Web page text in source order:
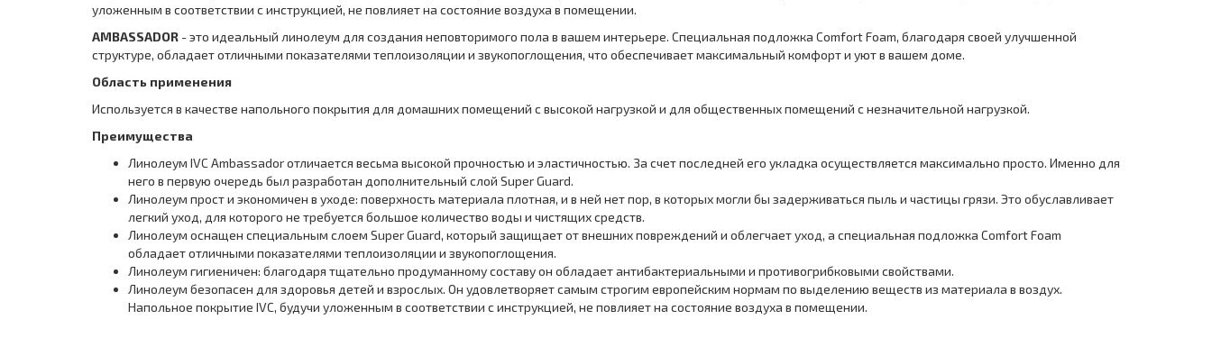
уложенным в соответствии с инструкцией, не повлияет на состояние воздуха в помещении.
AMBASSADOR - это идеальный линолеум для создания неповторимого пола в вашем интерьере. Специальная подложка Comfort Foam, благодаря своей улучшенной
структуре, обладает отличными показателями теплоизоляции и звукопоглощения, что обеспечивает максимальный комфорт и уют в вашем доме.
Область применения
Используется в качестве напольного покрытия для домашних помещений с высокой нагрузкой и для общественных помещений с незначительной нагрузкой.
Преимущества
Линолеум IVC Ambassador отличается весьма высокой прочностью и эластичностью. За счет последней его укладка осуществляется максимально просто. Именно для
него в первую очередь был разработан дополнительный слой Super Guard.
Линолеум прост и экономичен в уходе: поверхность материала плотная, и в ней нет пор, в которых могли бы задерживаться пыль и частицы грязи. Это обуславливает
легкий уход, для которого не требуется большое количество воды и чистящих средств.
Линолеум оснащен специальным слоем Super Guard, который защищает от внешних повреждений и облегчает уход, а специальная подложка Comfort Foam
обладает отличными показателями теплоизоляции и звукопоглощения.
Линолеум гигиеничен: благодаря тщательно продуманному составу он обладает антибактериальными и противогрибковыми свойствами.
Линолеум безопасен для здоровья детей и взрослых. Он удовлетворяет самым строгим европейским нормам по выделению веществ из материала в воздух.
Напольное покрытие IVC, будучи уложенным в соответствии с инструкцией, не повлияет на состояние воздуха в помещении.